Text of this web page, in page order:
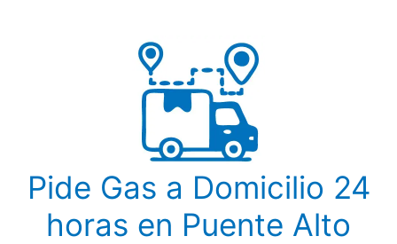
Pide Gas a Domicilio 24
horas en Puente Alto